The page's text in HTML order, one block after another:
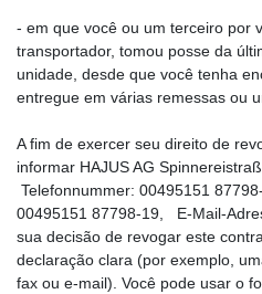
- em que você ou um terceiro por
transportador, tomou posse da
unidade, desde que você tenha
entregue em várias remessas ou
A fim de exercer seu direito de
informar HAJUS AG
Telefonnummer: 00495151
00495151 87798-19, E-Mail-
sua decisão de revogar este
declaração clara (por exemplo,
fax ou e-mail). Você pode usar o